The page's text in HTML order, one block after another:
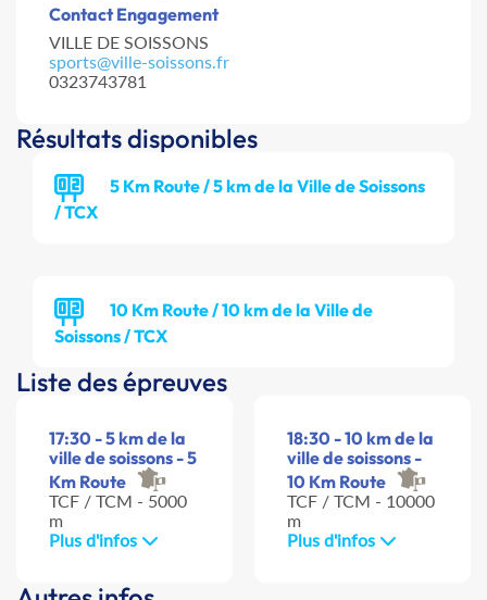
Contact Engagement
VILLE DE SOISSONS
sports@ville-soissons.fr
0323743781
Résultats disponibles
5 Km Route / 5 km de la Ville de Soissons
/ TCX
10 Km Route / 10 km de la Ville de
Soissons / TCX
Liste des épreuves
17:30 - 5 km de la
ville de soissons - 5
Km Route
TCF / TCM - 5000
m
Plus d'infos
18:30 - 10 km de la
ville de soissons -
10 Km Route
TCF / TCM - 10000
m
Plus d'infos